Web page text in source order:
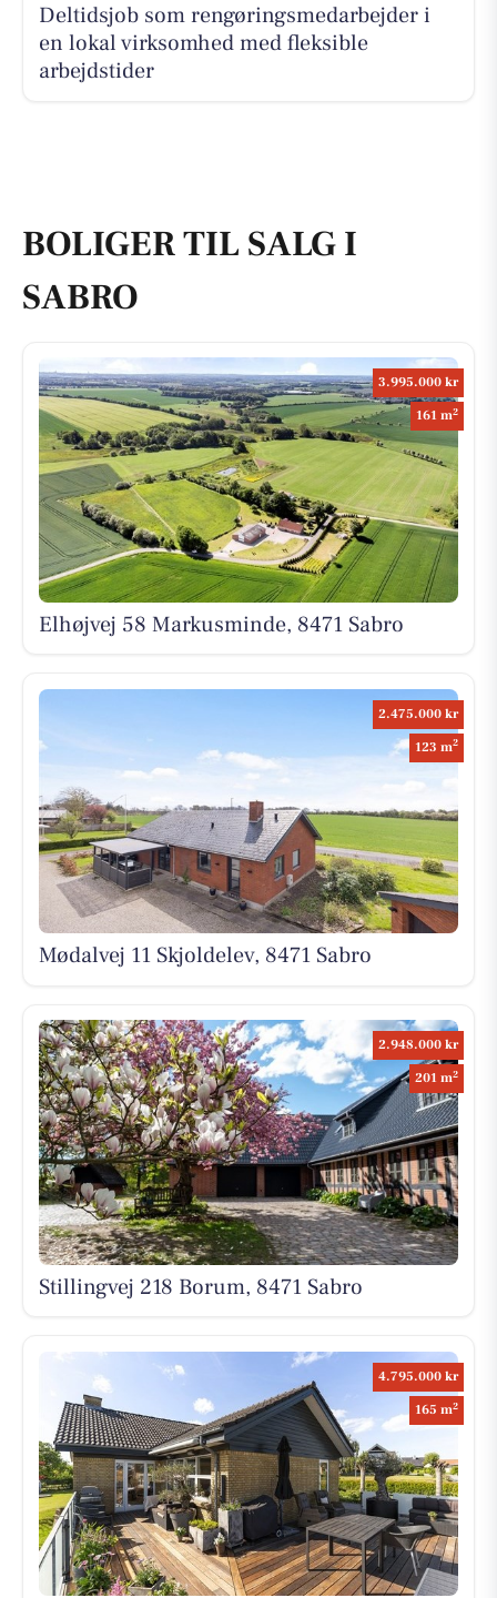
Deltidsjob som rengøringsmedarbejder i
en lokal virksomhed med fleksible
arbejdstider
BOLIGER TIL SALG I
SABRO
3.995.000 kr
161 m2
Elhøjvej 58 Markusminde, 8471 Sabro
2.475.000 kr
123 m2
Mødalvej 11 Skjoldelev, 8471 Sabro
2.948.000 kr
201 m2
Stillingvej 218 Borum, 8471 Sabro
4.795.000 kr
165 m2